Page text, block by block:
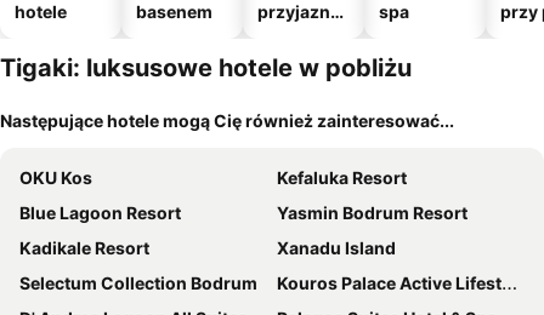
hotele
basenem
przyjazne
m
spa
przy
Tigaki: luksusowe hotele w pobliżu
Następujące hotele mogą Cię również zainteresować...
OKU Kos
Kefaluka Resort
Blue Lagoon Resort
Yasmin Bodrum Resort
Kadikale Resort
Xanadu Island
Selectum Collection Bodrum
Kouros Palace Active Lifestyle Hotel